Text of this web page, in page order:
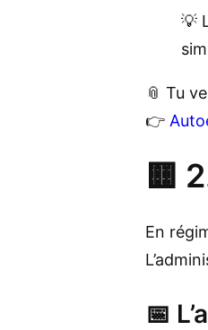
💡
📎 Tu
👉
🟨
En
📅